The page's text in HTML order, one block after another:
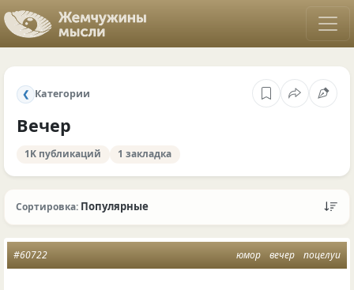
❮ Категории
Вечер
1K публикаций 1 закладка
Сортировка: Популярные
юмор вечер поцелуи
#60722